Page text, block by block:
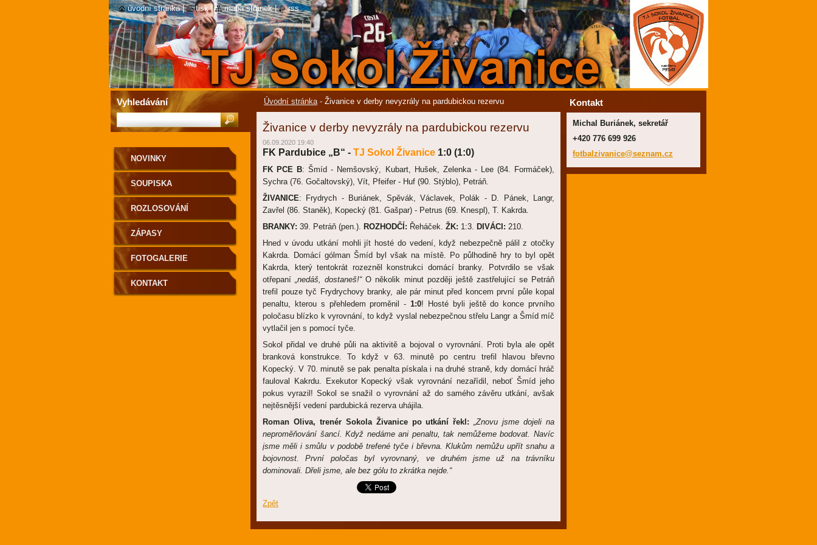
Úvodní stránka - Živanice v derby nevyzrály na pardubickou rezervu
Živanice v derby nevyzrály na pardubickou rezervu
06.09.2020 19:40
FK Pardubice „B“ - TJ Sokol Živanice 1:0 (1:0)
FK PCE B: Šmíd - Nemšovský, Kubart, Hušek, Zelenka - Lee (84. Formáček),
Sychra (76. Gočaltovský), Vít, Pfeifer - Huf (90. Stýblo), Petráň.
ŽIVANICE: Frydrych - Buriánek, Spěvák, Václavek, Polák - D. Pánek, Langr,
Zavřel (86. Staněk), Kopecký (81. Gašpar) - Petrus (69. Knespl), T. Kakrda.
BRANKY: 39. Petráň (pen.). ROZHODČÍ: Řeháček. ŽK: 1:3. DIVÁCI: 210.
Hned v úvodu utkání mohli jít hosté do vedení, když nebezpečně pálil z otočky
Kakrda. Domácí gólman Šmíd byl však na místě. Po půlhodině hry to byl opět
Kakrda, který tentokrát rozezněl konstrukci domácí branky. Potvrdilo se však
otřepaní„nedáš, dostaneš!“O několik minut později ještě zastřelující se Petráň
trefil pouze tyč Frydrychovy branky, ale pár minut před koncem první půle kopal
penaltu, kterou s přehledem proměnil - 1:0! Hosté byli ještě do konce prvního
poločasu blízko k vyrovnání, to když vyslal nebezpečnou střelu Langr a Šmíd míč
vytlačil jen s pomocí tyče.
Sokol přidal ve druhé půli na aktivitě a bojoval o vyrovnání. Proti byla ale opět
branková konstrukce. To když v 63. minutě po centru trefil hlavou břevno
Kopecký. V 70. minutě se pak penalta pískala i na druhé straně, kdy domácí hráč
fauloval Kakrdu. Exekutor Kopecký však vyrovnání nezařídil, neboť Šmíd jeho
pokus vyrazil! Sokol se snažil o vyrovnání až do samého závěru utkání, avšak
nejtěsnější vedení pardubická rezerva uhájila.
Roman Oliva, trenér Sokola Živanice po utkání řekl: „Znovu jsme dojeli na
neproměňování šancí. Když nedáme ani penaltu, tak nemůžeme bodovat. Navíc
jsme měli i smůlu v podobě trefené tyče i břevna. Klukům nemůžu upřít snahu a
bojovnost. První poločas byl vyrovnaný, ve druhém jsme už na trávníku
dominovali. Dřeli jsme, ale bez gólu to zkrátka nejde.“
Zpět
NOVINKY
SOUPISKA
ROZLOSOVÁNÍ
ZÁPASY
FOTOGALERIE
KONTAKT
Kontakt
Michal Buriánek, sekretář
+420 776 699 926
fotbalzivanice@seznam.cz
Vyhledávání
úvodní stránka | tisk | mapa stránek | rss